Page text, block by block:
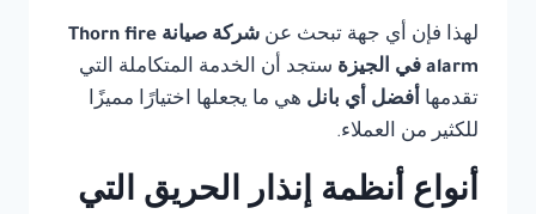
لهذا فإن أي جهة تبحث عن
شركة صيانة Thorn fire
alarm في الجيزة
ستجد أن الخدمة المتكاملة التي
تقدمها أفضل أي بانل هي ما يجعلها اختيارًا مميزًا
للكثير من العملاء.
أنواع أنظمة إنذار الحريق التي